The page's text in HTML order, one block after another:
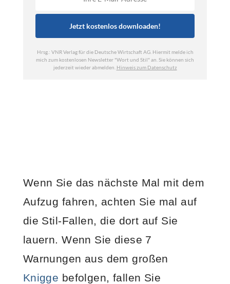
Wenn Sie das nächste Mal mit dem
Aufzug fahren, achten Sie mal auf
die Stil-Fallen, die dort auf Sie
lauern. Wenn Sie diese 7
Warnungen aus dem großen
Knigge befolgen, fallen Sie